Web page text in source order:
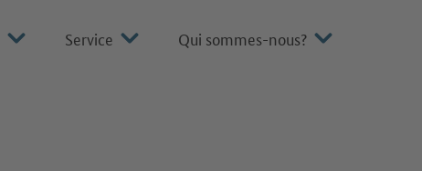
Service Qui sommes-nous?